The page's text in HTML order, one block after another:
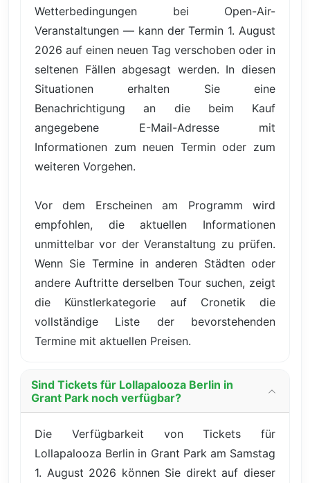
Wetterbedingungen bei Open-Air-
Veranstaltungen — kann der Termin 1. August
2026 auf einen neuen Tag verschoben oder in
seltenen Fällen abgesagt werden. In diesen
Situationen erhalten Sie eine
Benachrichtigung an die beim Kauf
angegebene E-Mail-Adresse mit
Informationen zum neuen Termin oder zum
weiteren Vorgehen.
Vor dem Erscheinen am Programm wird
empfohlen, die aktuellen Informationen
unmittelbar vor der Veranstaltung zu prüfen.
Wenn Sie Termine in anderen Städten oder
andere Auftritte derselben Tour suchen, zeigt
die Künstlerkategorie auf Cronetik die
vollständige Liste der bevorstehenden
Termine mit aktuellen Preisen.
Sind Tickets für Lollapalooza Berlin in
Grant Park noch verfügbar?
Die Verfügbarkeit von Tickets für
Lollapalooza Berlin in Grant Park am Samstag
1. August 2026 können Sie direkt auf dieser